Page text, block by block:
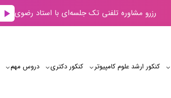
رزرو مشاوره تلفنی تک جلسه‌ای با استاد رضوی
کنکور ارشد علوم کامپیوتر کنکور دکتری دروس مهم